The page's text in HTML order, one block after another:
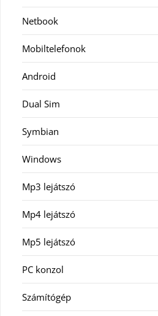
Netbook
Mobiltelefonok
Android
Dual Sim
Symbian
Windows
Mp3 lejátszó
Mp4 lejátszó
Mp5 lejátszó
PC konzol
Számítógép